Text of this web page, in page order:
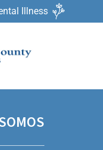
Illness